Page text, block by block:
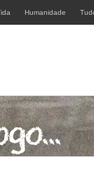
Humanidade